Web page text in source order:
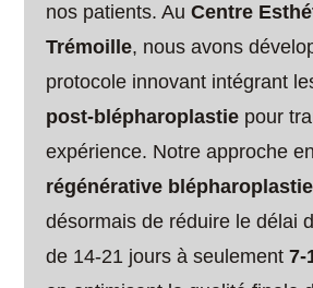
nos patients. AuCentre
Trémoille, nous avons
protocole innovant intégrant
post-blépharoplastie pour
expérience. Notre approche en
régénérative blépharoplastie
désormais de réduire le délai
de 14-21 jours à seulement7-